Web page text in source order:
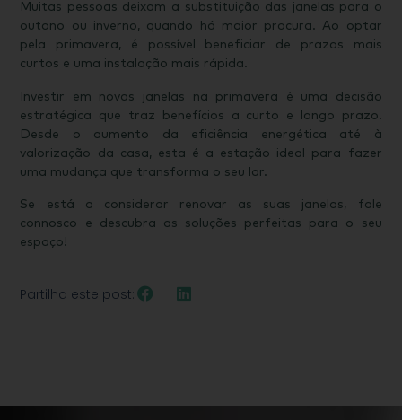
Muitas pessoas deixam a substituição das janelas para o
outono ou inverno, quando há maior procura. Ao optar
pela primavera, é possível beneficiar de prazos mais
curtos e uma instalação mais rápida.
Investir em novas janelas na primavera é uma decisão
estratégica que traz benefícios a curto e longo prazo.
Desde o aumento da eficiência energética até à
valorização da casa, esta é a estação ideal para fazer
uma mudança que transforma o seu lar.
Se está a considerar renovar as suas janelas, fale
connosco e descubra as soluções perfeitas para o seu
espaço!
Partilha este post: